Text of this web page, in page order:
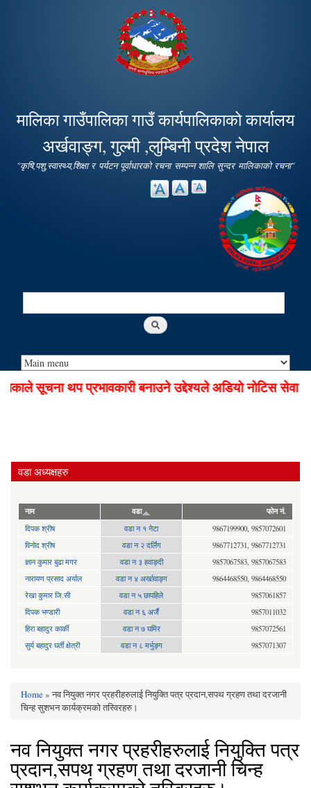
main
content
मालिका गाउँपालिका गाउँ कार्यपालिकाको कार्यालय
अर्खवाङ्ग, गुल्मी ,लुम्बिनी प्रदेश नेपाल
"कृषि,पशु,स्वास्थ्य,शिक्षा र पर्यटन पूर्वाधारको रचना सम्पन्न शालि सुन्दर मालिकाको रचना"
Search
सूचना थप प्रभावकारी बनाउने उद्देश्यले अडियो नोटिस सेवा
वडा अध्यक्षहरु
नाम वडा फोन नं.
दिपक श्रीष वडा न १ नेटा
9867199900, 9857072601
विनोद श्रीष
वडा न २ दर्लिंग
9867712731, 9867712731
ज्ञान कुमार बुढा मगर
वडा न ३ हवाङ्दी
9857067583, 9857067583
नारायण प्रसाद अर्याल
वडा न‍ ४ अर्खावाङ्ग
9864468550, 9864468550
रेखा कुमार जि.सी
वडा न ५ छापहिले
9857061857
दिपक भण्डारी
वडा न ६ अर्जै
9857011032
हिरा बहादुर कार्की
वडा न ७ घमिर
9857072561
सुर्य बहादुर घर्ती क्षेत्री
वडा न ८ मर्भुङ्ग 9857071307
You are here
Home» नव नियुक्त नगर प्रहरीहरुलाई नियुक्ति पत्र प्रदान,सपथ ग्रहण तथा दरजानी
चिन्ह सुशभन कार्यक्रमको तस्विरहरु।
नव नियुक्त नगर प्रहरीहरुलाई नियुक्ति पत्र
प्रदान,सपथ ग्रहण तथा दरजानी चिन्ह